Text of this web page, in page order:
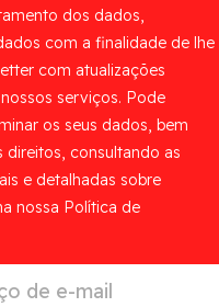
dos dados,
com a finalidade de lhe
com atualizações
serviços. Pode
os seus dados, bem
direitos, consultando as
e detalhadas sobre
nossa Política de